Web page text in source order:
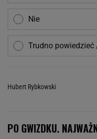
Nie
Trudno
Hubert Rybkowski